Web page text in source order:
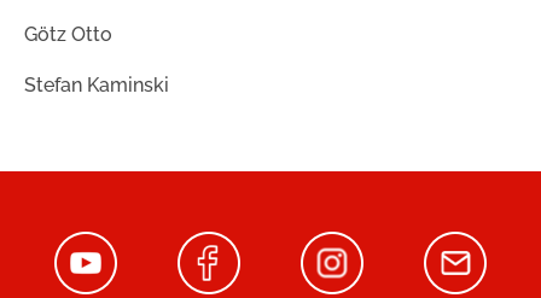
Götz Otto
Stefan Kaminski